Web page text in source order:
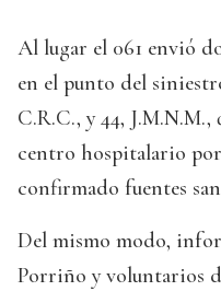
Al lugar el 061 envió
en el punto del
C.R.C., y 44,
centro hospitalario
confirmado fuentes
Del mismo modo,
Porriño y voluntarios